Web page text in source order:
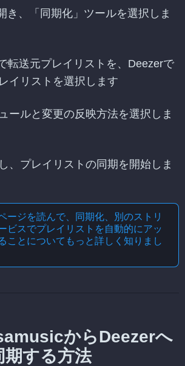
き、「同期化」ツールを選択しま
転送元プレイリストを、Deezerで
イリストを選択します
ールと変更の反映方法を選択しま
、プレイリストの同期を開始しま
ージを読んで、
同期化、別のストリ
ビスでプレイリストを自動的にアッ
ことについてもっと詳しく知りまし
からDeezerへ
期する方法